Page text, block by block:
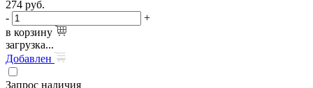
274 руб.
-
+
в корзину
загрузка...
Добавлен
Запрос наличия